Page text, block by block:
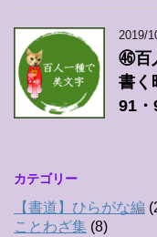
2019/
㊻百
書く
91・
カテゴリー
【書道】ひらがな編
ことわざ集 (8)